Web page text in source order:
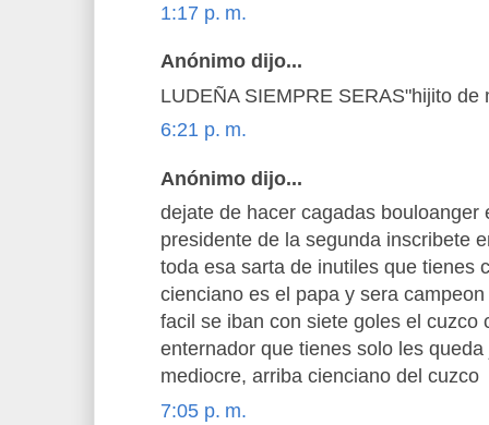
1:17 p. m.
Anónimo dijo...
LUDEÑA SIEMPRE SERAS"hijito de
6:21 p. m.
Anónimo dijo...
dejate de hacer cagadas bouloanger
presidente de la segunda inscribete
toda esa sarta de inutiles que tienes
cienciano es el papa y sera
facil se iban con siete goles el cuzco
enternador que tienes solo les
mediocre, arriba cienciano del cuzco
7:05 p. m.